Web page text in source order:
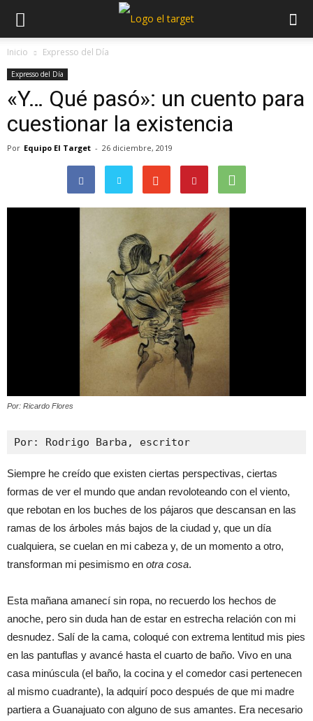
Inicio Expresso del Día
Expresso del Día
«Y… Qué pasó»: un cuento para
cuestionar la existencia
Por Equipo El Target - 26 diciembre, 2019
Por: Ricardo Flores
Por: Rodrigo Barba, escritor
Siempre he creído que existen ciertas perspectivas, ciertas
formas de ver el mundo que andan revoloteando con el viento,
que rebotan en los buches de los pájaros que descansan en las
ramas de los árboles más bajos de la ciudad y, que un día
cualquiera, se cuelan en mi cabeza y, de un momento a otro,
transforman mi pesimismo en otra cosa.
Esta mañana amanecí sin ropa, no recuerdo los hechos de
anoche, pero sin duda han de estar en estrecha relación con mi
desnudez. Salí de la cama, coloqué con extrema lentitud mis pies
en las pantuflas y avancé hasta el cuarto de baño. Vivo en una
casa minúscula (el baño, la cocina y el comedor casi pertenecen
al mismo cuadrante), la adquirí poco después de que mi madre
partiera a Guanajuato con alguno de sus amantes. Era necesario